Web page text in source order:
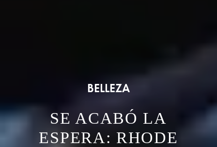
BELLEZA
SE ACABÓ LA
ESPERA: RHODE